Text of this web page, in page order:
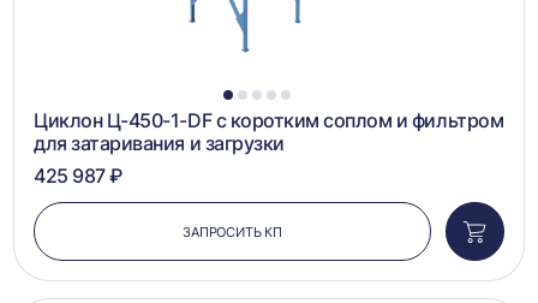
1 2 3 4 5
Циклон Ц-450-1-DF с коротким соплом и фильтром
для затаривания и загрузки
425 987 ₽
ЗАПРОСИТЬ КП
в